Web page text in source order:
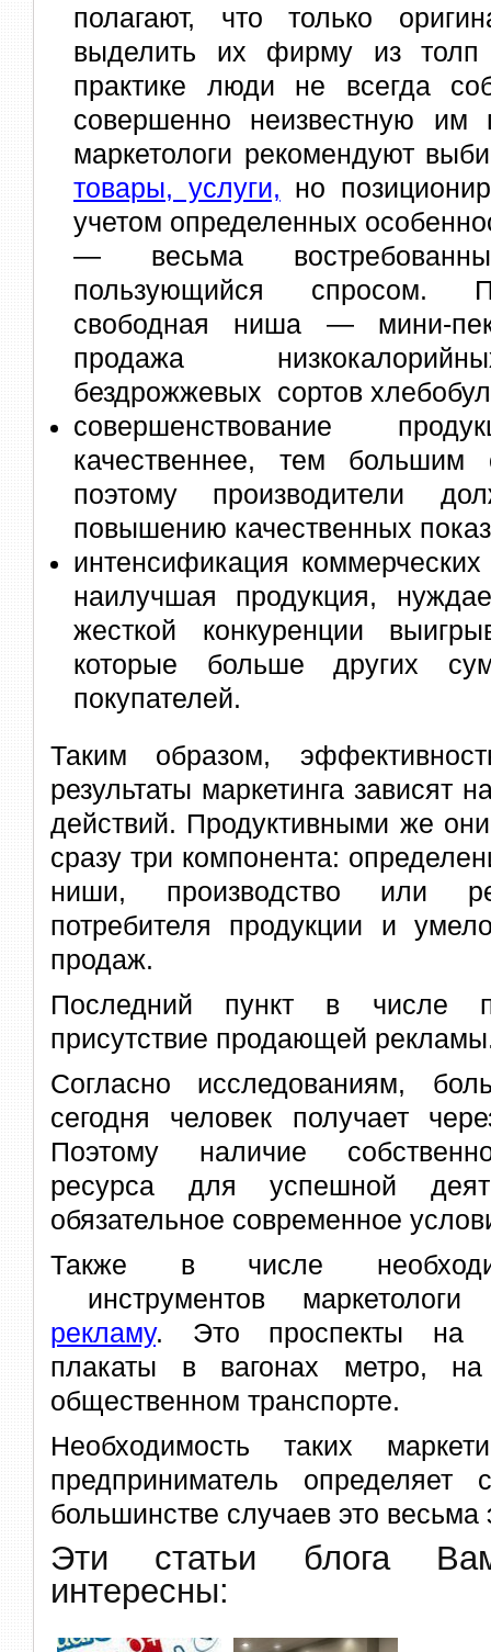
полагают, что только
выделить их фирму из толп
практике люди не всегда
совершенно неизвестную им
маркетологи рекомендуют
товары, услуги, но
учетом определенных
— весьма
пользующийся спросом.
свободная ниша — мини-
продажа
бездрожжевых сортов
совершенствование
качественнее, тем большим
поэтому производители
повышению качественных
интенсификация
наилучшая продукция,
жесткой конкуренции
которые больше других
покупателей.
Таким образом,
результаты маркетинга зависят
действий. Продуктивными же
сразу три компонента:
ниши, производство или
потребителя продукции и
продаж.
Последний пункт в числе
присутствие продающей
Согласно исследованиям,
сегодня человек получает
Поэтому наличие
ресурса для успешной
обязательное современное
Также в числе
инструментов маркетологи
рекламу. Это проспекты на
плакаты в вагонах метро,
общественном транспорте.
Необходимость таких
предприниматель определяет
большинстве случаев это
Эти статьи блога
интересны: